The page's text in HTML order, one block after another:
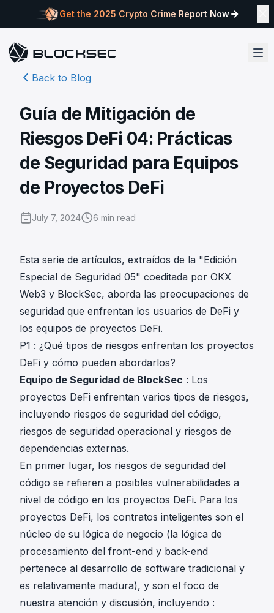
Get the 2025 Crypto Crime Report Now
Back to Blog
Guía de Mitigación de
Riesgos DeFi 04: Prácticas
de Seguridad para Equipos
de Proyectos DeFi
July 7, 2024 6 min read
Esta serie de artículos, extraídos de la "Edición
Especial de Seguridad 05" coeditada por OKX
Web3 y BlockSec, aborda las preocupaciones de
seguridad que enfrentan los usuarios de DeFi y
los equipos de proyectos DeFi.
P1 : ¿Qué tipos de riesgos enfrentan los proyectos
DeFi y cómo pueden abordarlos?
Equipo de Seguridad de BlockSec : Los
proyectos DeFi enfrentan varios tipos de riesgos,
incluyendo riesgos de seguridad del código,
riesgos de seguridad operacional y riesgos de
dependencias externas.
En primer lugar, los riesgos de seguridad del
código se refieren a posibles vulnerabilidades a
nivel de código en los proyectos DeFi. Para los
proyectos DeFi, los contratos inteligentes son el
núcleo de su lógica de negocio (la lógica de
procesamiento del front-end y back-end
pertenece al desarrollo de software tradicional y
es relativamente madura), y son el foco de
nuestra atención y discusión, incluyendo :